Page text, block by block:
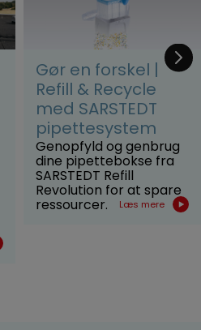
Gør en forskel |
Refill & Recycle
med SARSTEDT
pipettesystem
Genopfyld og genbrug
dine pipettebokse fra
SARSTEDT Refill
Revolution for at spare
ressourcer. Læs mere